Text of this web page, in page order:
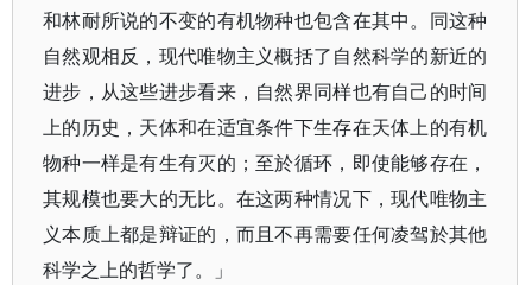
和林耐所说的不变的有机物种也包含在其中。同这种
自然观相反，现代唯物主义概括了自然科学的新近的
进步，从这些进步看来，自然界同样也有自己的时间
上的历史，天体和在适宜条件下生存在天体上的有机
物种一样是有生有灭的；至於循环，即使能够存在，
其规模也要大的无比。在这两种情况下，现代唯物主
义本质上都是辩证的，而且不再需要任何凌驾於其他
科学之上的哲学了。」